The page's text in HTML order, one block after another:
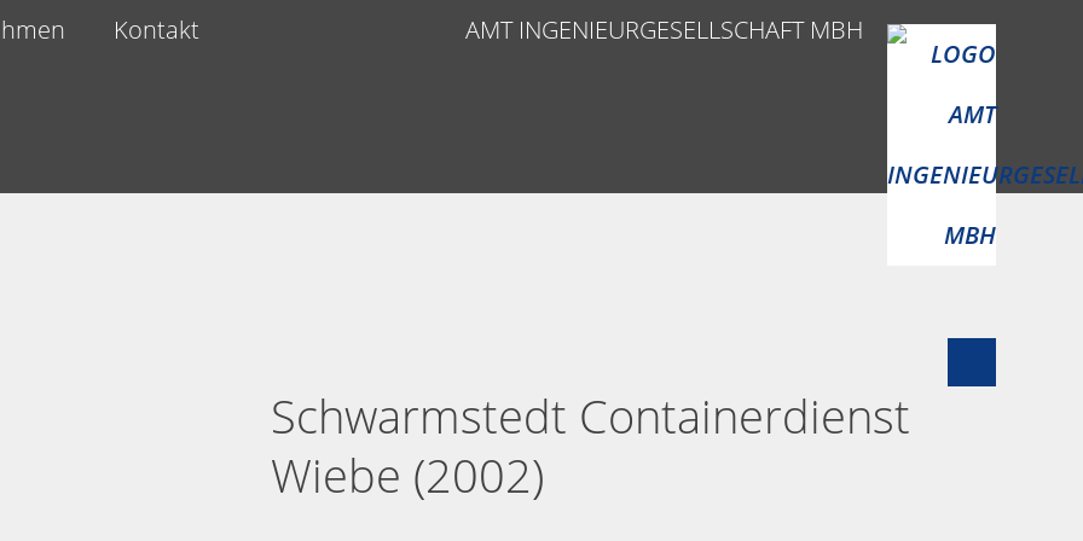
Kontakt AMT INGENIEURGESELLSCHAFT MBH
Schwarmstedt Containerdienst
Wiebe (2002)